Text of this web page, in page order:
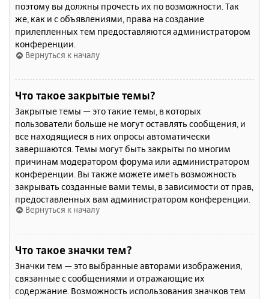
поэтому вы должны прочесть их по возможности. Так
же, как и с объявлениями, права на создание
прилепленных тем предоставляются администратором
конференции.
Вернуться к началу
Что такое закрытые темы?
Закрытые темы — это такие темы, в которых
пользователи больше не могут оставлять сообщения, и
все находящиеся в них опросы автоматически
завершаются. Темы могут быть закрыты по многим
причинам модератором форума или администратором
конференции. Вы также можете иметь возможность
закрывать созданные вами темы, в зависимости от прав,
предоставленных вам администратором конференции.
Вернуться к началу
Что такое значки тем?
Значки тем — это выбранные авторами изображения,
связанные с сообщениями и отражающие их
содержание. Возможность использования значков тем